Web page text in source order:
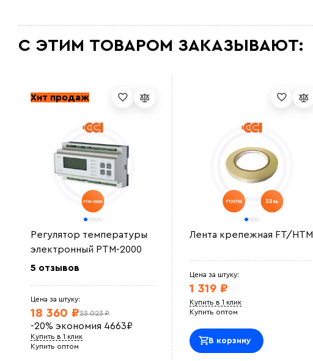
С ЭТИМ ТОВАРОМ ЗАКАЗЫВАЮТ:
Хит продаж
Регулятор температуры
электронный РТМ-2000
5 отзывов
Цена за штуку:
23 023 ₽
18 360 ₽
-20% экономия 4663₽
Купить в 1 клик
Купить оптом
Лента крепежная FT/HTM
Цена за штуку:
1 319 ₽
Купить в 1 клик
Купить оптом
В корзину